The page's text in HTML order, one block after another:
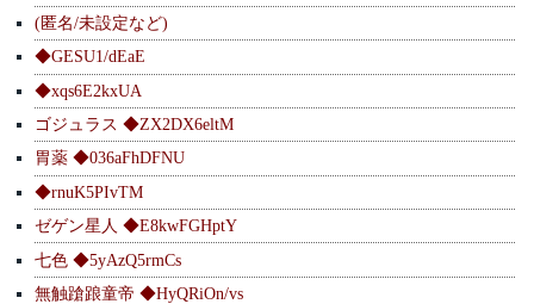
(匿名/未設定など)
◆GESU1/dEaE
◆xqs6E2kxUA
ゴジュラス ◆ZX2DX6eltM
胃薬 ◆036aFhDFNU
◆rnuK5PIvTM
ゼゲン星人 ◆E8kwFGHptY
七色 ◆5yAzQ5rmCs
無触蹌踉童帝 ◆HyQRiOn/vs